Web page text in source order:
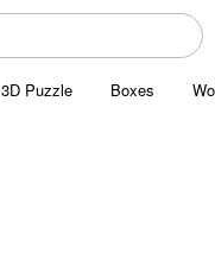
3D Puzzle Boxes